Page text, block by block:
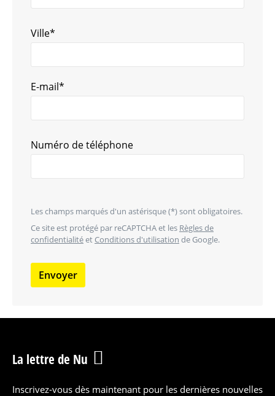
Ville*
E-mail*
Numéro de téléphone
Les champs marqués d'un astérisque (*) sont obligatoires.
Ce site est protégé par reCAPTCHA et les Règles de
confidentialitéet Conditions d'utilisation de Google.
Envoyer
La lettre de Nu
Inscrivez-vous dès maintenant pour les dernières nouvelles